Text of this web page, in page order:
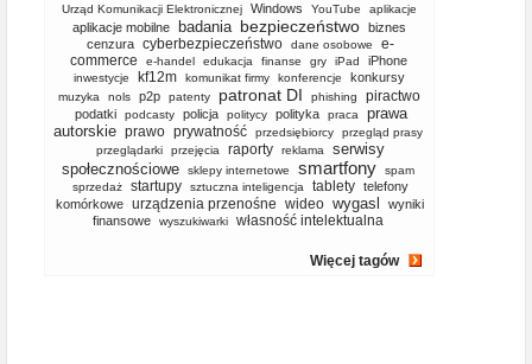
Urząd Komunikacji Elektronicznej Windows YouTube aplikacje
aplikacje mobilne badania bezpieczeństwo biznes
cenzura cyberbezpieczeństwo dane osobowe
e-
commerce
e-handel edukacja finanse gry iPad iPhone
inwestycje kf12m komunikat firmy konferencje konkursy
muzyka nols p2p patenty patronat DI phishing piractwo
podatki podcasty policja politycy polityka praca
prawa
autorskie prawo prywatność przedsiębiorcy
przegląd prasy
przeglądarki
przejęcia raporty reklama
serwisy
społecznościowe
sklepy internetowe smartfony
spam
sprzedaż
startupy sztuczna inteligencja tablety telefony
komórkowe
urządzenia przenośne wideo wygasl
wyniki
finansowe
wyszukiwarki własność intelektualna
Więcej tagów